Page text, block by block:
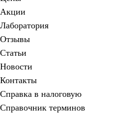
Акции
Лаборатория
Отзывы
Статьи
Новости
Контакты
Справка в налоговую
Справочник терминов